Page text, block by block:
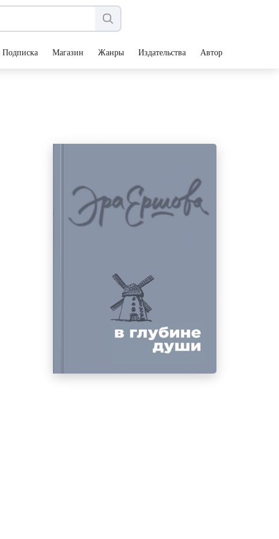
Подписка Магазин Жанры Издательства Авторы